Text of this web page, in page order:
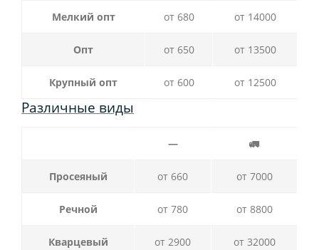
Мелкий опт от 680 от 14000
Опт от 650 от 13500
Крупный опт от 600 от 12500
Различные виды
— 🚛
Просеяный от 660 от 7000
Речной от 780 от 8800
Кварцевый от 2900 от 32000